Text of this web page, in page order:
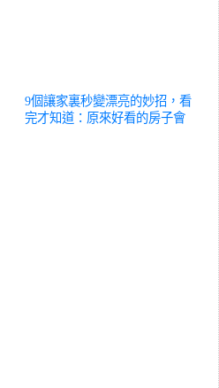
9個讓家裏秒變漂亮的妙招，看
完才知道：原來好看的房子會